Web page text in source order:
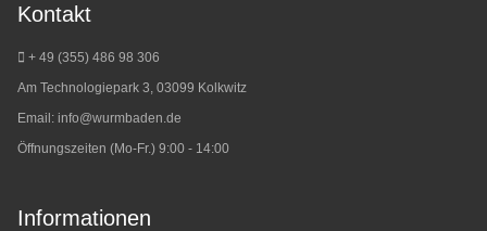
Kontakt
+ 49 (355) 486 98 306
Am Technologiepark 3, 03099 Kolkwitz
Email: info@wurmbaden.de
Öffnungszeiten (Mo-Fr.) 9:00 - 14:00
Informationen